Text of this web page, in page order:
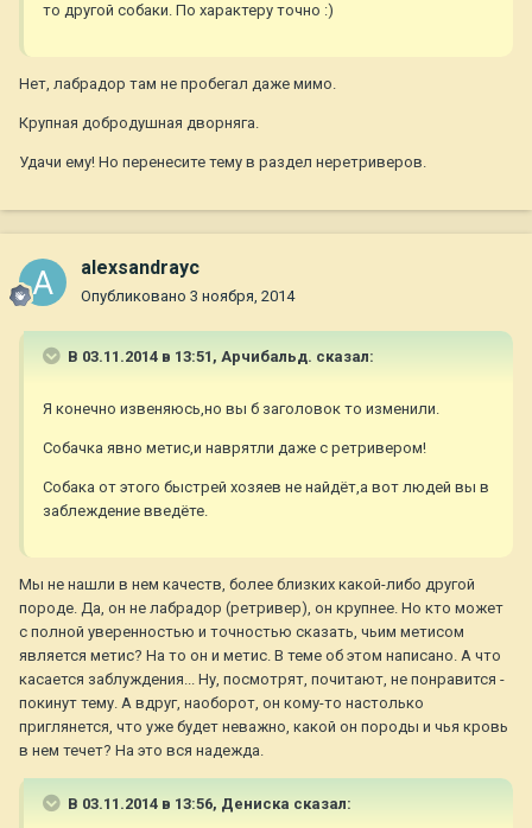
то другой собаки. По характеру точно :)
Нет, лабрадор там не пробегал даже мимо.
Крупная добродушная дворняга.
Удачи ему! Но перенесите тему в раздел неретриверов.
alexsandrayc
Опубликовано 3 ноября, 2014
В 03.11.2014 в 13:51, Арчибальд. сказал:
Я конечно извеняюсь,но вы б заголовок то изменили.
Собачка явно метис,и наврятли даже с ретривером!
Собака от этого быстрей хозяев не найдёт,а вот людей вы в
заблеждение введёте.
Мы не нашли в нем качеств, более близких какой-либо другой
породе. Да, он не лабрадор (ретривер), он крупнее. Но кто может
с полной уверенностью и точностью сказать, чьим метисом
является метис? На то он и метис. В теме об этом написано. А что
касается заблуждения... Ну, посмотрят, почитают, не понравится -
покинут тему. А вдруг, наоборот, он кому-то настолько
приглянется, что уже будет неважно, какой он породы и чья кровь
в нем течет? На это вся надежда.
В 03.11.2014 в 13:56, Дениска сказал: